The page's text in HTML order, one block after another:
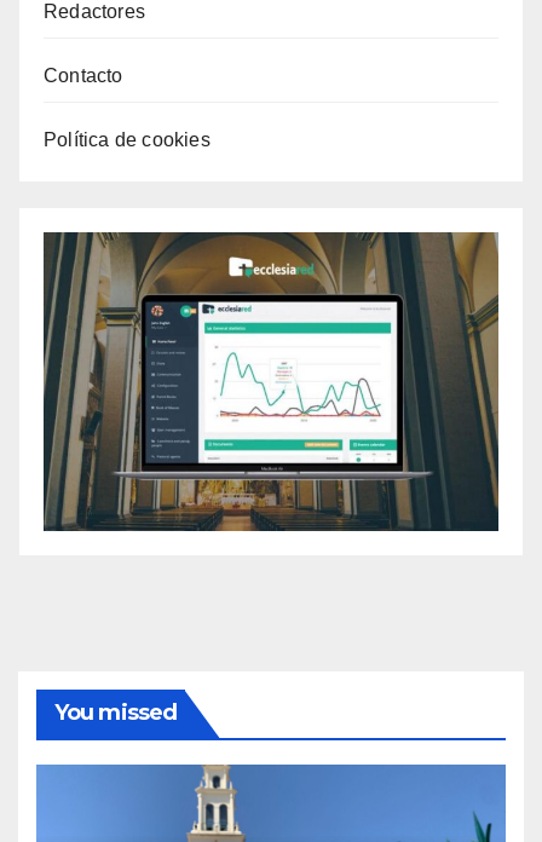
Redactores
Contacto
Política de cookies
You missed